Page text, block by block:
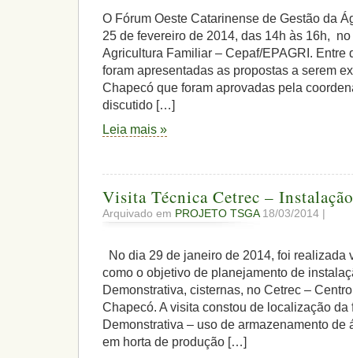
O Fórum Oeste Catarinense de Gestão da
25 de fevereiro de 2014, das 14h às 16h,
Agricultura Familiar – Cepaf/EPAGRI. Entre
foram apresentadas as propostas a serem
Chapecó que foram aprovadas pela
discutido […]
Leia mais »
Visita Técnica Cetrec –
Arquivado em PROJETO TSGA18/03/2014 |
No dia 29 de janeiro de 2014, foi realizada
como o objetivo de planejamento de
Demonstrativa, cisternas, no Cetrec –
Chapecó. A visita constou de localização da
Demonstrativa – uso de armazenamento de
em horta de produção […]